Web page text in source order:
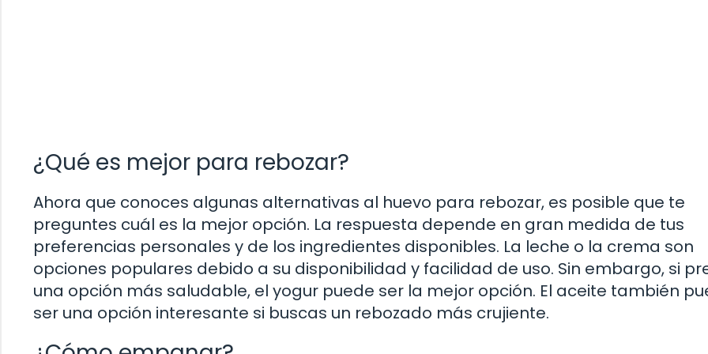
¿Qué es mejor para rebozar?
Ahora que conoces algunas alternativas al huevo para rebozar, es posible que te
preguntes cuál es la mejor opción. La respuesta depende en gran medida de tus
preferencias personales y de los ingredientes disponibles. La leche o la crema son
opciones populares debido a su disponibilidad y facilidad de uso. Sin embargo, si
una opción más saludable, el yogur puede ser la mejor opción. El aceite también
ser una opción interesante si buscas un rebozado más crujiente.